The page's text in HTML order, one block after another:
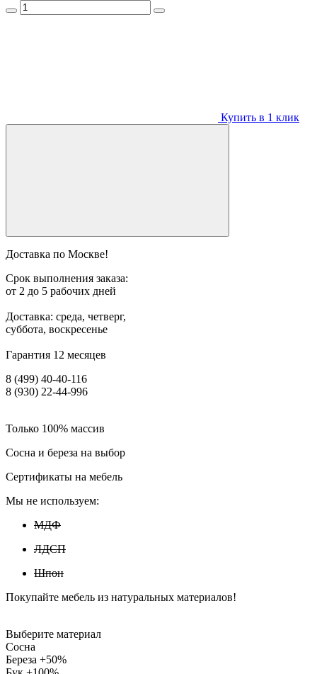
Купить в 1 клик
Доставка по Москве!
Срок выполнения заказа:
от 2 до 5 рабочих дней
Доставка: среда, четверг,
суббота, воскресенье
Гарантия 12 месяцев
8 (499) 40-40-116
8 (930) 22-44-996
Только 100% массив
Сосна и береза на выбор
Сертификаты на мебель
Мы не используем:
МДФ
ЛДСП
Шпон
Покупайте мебель из натуральных материалов!
Выберите материал
Сосна
Береза +50%